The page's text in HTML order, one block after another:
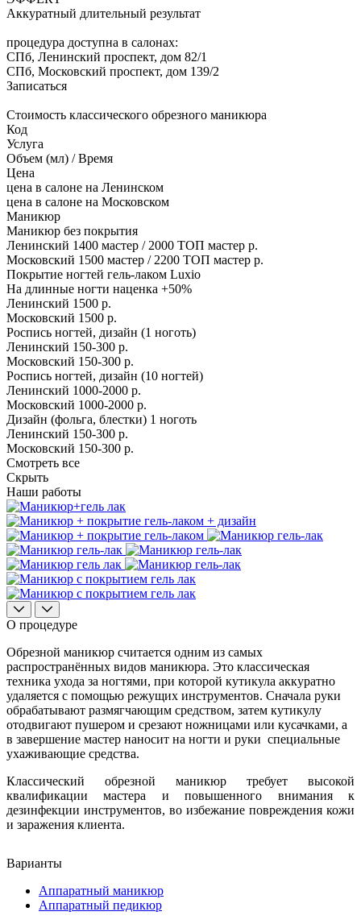
Аккуратный длительный результат
процедура доступна в салонах:
СПб, Ленинский проспект, дом 82/1
СПб, Московский проспект, дом 139/2
Записаться
Стоимость классического обрезного маникюра
Код
Услуга
Объем (мл) / Время
Цена
цена в салоне на Ленинском
цена в салоне на Московском
Маникюр
Маникюр без покрытия
Ленинский 1400 мастер / 2000 ТОП мастер р.
Московский 1500 мастер / 2200 ТОП мастер р.
Покрытие ногтей гель-лаком Luxio
На длинные ногти наценка +50%
Ленинский 1500 р.
Московский 1500 р.
Роспись ногтей, дизайн (1 ноготь)
Ленинский 150-300 р.
Московский 150-300 р.
Роспись ногтей, дизайн (10 ногтей)
Ленинский 1000-2000 р.
Московский 1000-2000 р.
Дизайн (фольга, блестки) 1 ноготь
Ленинский 150-300 р.
Московский 150-300 р.
Смотреть все
Скрыть
Наши работы
О процедуре
Обрезной маникюр считается одним из самых
распространённых видов маникюра. Это классическая
техника ухода за ногтями, при которой кутикула аккуратно
удаляется с помощью режущих инструментов. Сначала руки
обрабатывают размягчающим средством, затем кутикулу
отодвигают пушером и срезают ножницами или кусачками, а
в завершение мастер наносит на ногти и руки специальные
ухаживающие средства.
Классический обрезной маникюр требует высокой
квалификации мастера и повышенного внимания к
дезинфекции инструментов, во избежание повреждения кожи
и заражения клиента.
Варианты
Аппаратный маникюр
Аппаратный педикюр